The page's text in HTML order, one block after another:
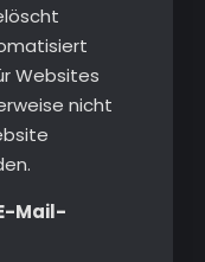
Websites
nicht
Mail-